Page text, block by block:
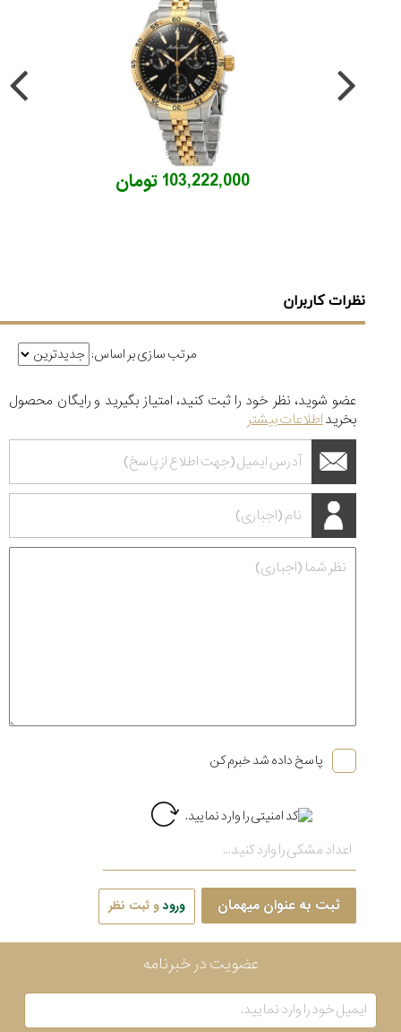
103,222,000 تومان
نظرات کاربران
مرتب سازی بر اساس:
عضو شوید، نظر خود را ثبت کنید، امتیاز بگیرید و رایگان محصول
بخریداطلاعات بیشتر
پاسخ داده شد خبرم کن
ثبت به عنوان میهمان ورودو ثبت نظر
عضویت در خبرنامه